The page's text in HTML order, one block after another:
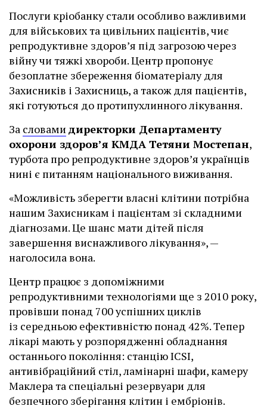
Послуги кріобанку стали особливо важливими
для військових та цивільних пацієнтів, чиє
репродуктивне здоров’я під загрозою через
війну чи тяжкі хвороби. Центр пропонує
безоплатне збереження біоматеріалу для
Захисників і Захисниць, а також для пацієнтів,
які готуються до протипухлинного лікування.
За словамидиректорки Департаменту
охорони здоров’я КМДА Тетяни Мостепан,
турбота про репродуктивне здоров’я українців
нині є питанням національного виживання.
«Можливість зберегти власні клітини потрібна
нашим Захисникам і пацієнтам зі складними
діагнозами. Це шанс мати дітей після
завершення виснажливого лікування», —
наголосила вона.
Центр працює з допоміжними
репродуктивними технологіями ще з 2010 року,
провівши понад 700 успішних циклів
із середньою ефективністю понад 42%. Тепер
лікарі мають у розпорядженні обладнання
останнього покоління: станцію ІCSI,
антивібраційний стіл, ламінарні шафи, камеру
Маклера та спеціальні резервуари для
безпечного зберігання клітин і ембріонів.